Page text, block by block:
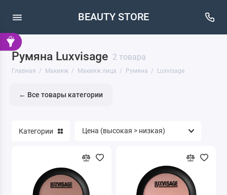
BEAUTY STORE
Румяна Luxvisage 2 товара
Главная Макияж Макияж лица Румяна Luxvisage
← Все товары категории
Кисти
Макияж глаз
Очищение
Категории